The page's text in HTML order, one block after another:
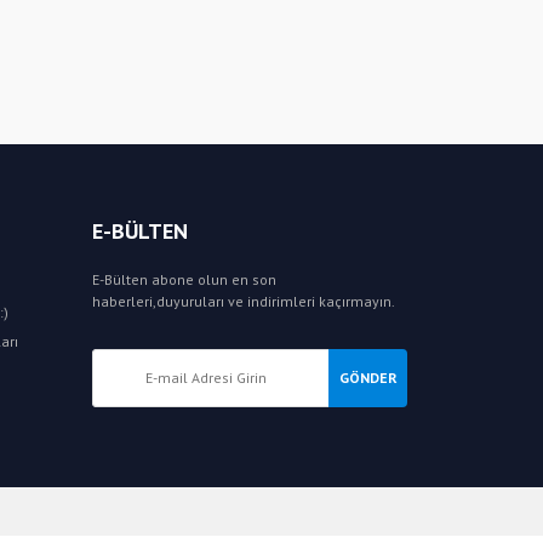
E-BÜLTEN
E-Bülten abone olun en son
haberleri,duyuruları ve indirimleri kaçırmayın.
GÖNDER